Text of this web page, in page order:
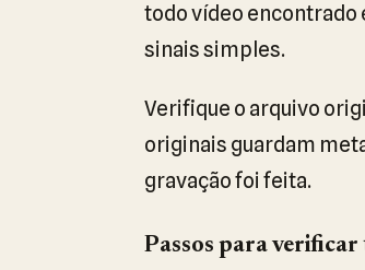
todo vídeo encontrado
sinais simples.
Verifique o arquivo
originais guardam
gravação foi feita.
Passos para